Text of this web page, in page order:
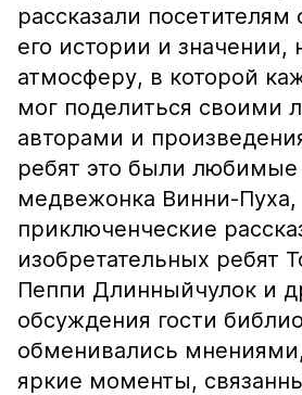
рассказали посетителям
его истории и значении,
атмосферу, в которой
мог поделиться своими
авторами и
ребят это были
медвежонка Винни-
приключенческие
изобретательных ребят
Пеппи Длинныйчулок и
обсуждения гости
обменивались
яркие моменты,